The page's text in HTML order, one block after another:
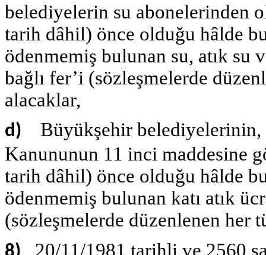
belediyelerin su abonelerinden
tarih dâhil) önce olduğu hâlde
ödenmemiş bulunan su, atık su
bağlı fer’i (sözleşmelerde
alacaklar,
d)
Büyükşehir belediyelerinin,
Kanununun 11 inci maddesine
tarih dâhil) önce olduğu hâlde
ödenmemiş bulunan katı atık
(sözleşmelerde düzenlenen her
20/11/1981 tarihli ve 2560